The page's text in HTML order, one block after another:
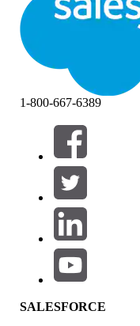
Suodattimet (0)
VALITSE
Tuotealue
Ominaisuuden
1-800-667-6389
SALESFORCE